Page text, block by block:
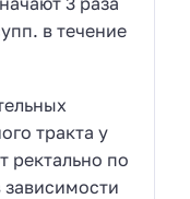
в течение
тракта у
ректально по